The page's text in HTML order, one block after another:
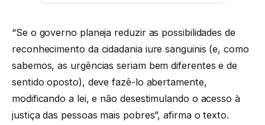
“Se o governo planeja reduzir as possibilidades de
reconhecimento da cidadania iure sanguinis (e, como
sabemos, as urgências seriam bem diferentes e de
sentido oposto), deve fazê-lo abertamente,
modificando a lei, e não desestimulando o acesso à
justiça das pessoas mais pobres”, afirma o texto.